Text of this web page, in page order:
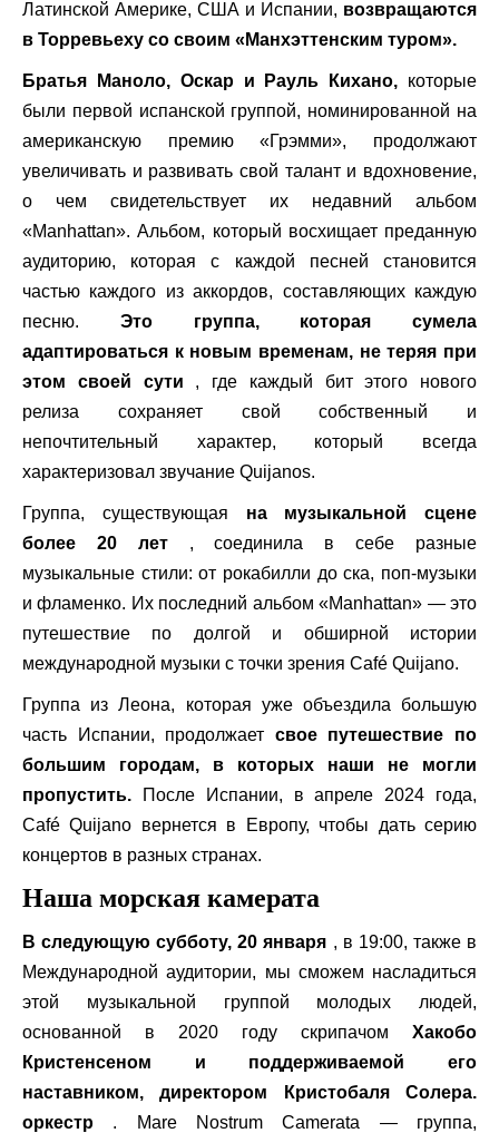
Латинской Америке, США и Испании, возвращаются
в Торревьеху со своим «Манхэттенским туром».
Братья Маноло, Оскар и Рауль Кихано, которые
были первой испанской группой, номинированной на
американскую премию «Грэмми», продолжают
увеличивать и развивать свой талант и вдохновение,
о чем свидетельствует их недавний альбом
«Manhattan». Альбом, который восхищает преданную
аудиторию, которая с каждой песней становится
частью каждого из аккордов, составляющих каждую
песню. Это группа, которая сумела
адаптироваться к новым временам, не теряя при
этом своей сути , где каждый бит этого нового
релиза сохраняет свой собственный и
непочтительный характер, который всегда
характеризовал звучание Quijanos.
Группа, существующая на музыкальной сцене
более 20 лет, соединила в себе разные
музыкальные стили: от рокабилли до ска, поп-музыки
и фламенко. Их последний альбом «Manhattan» — это
путешествие по долгой и обширной истории
международной музыки с точки зрения Café Quijano.
Группа из Леона, которая уже объездила большую
часть Испании, продолжает свое путешествие по
большим городам, в которых наши не могли
пропустить.
После Испании, в апреле 2024 года,
Café Quijano вернется в Европу, чтобы дать серию
концертов в разных странах.
Наша морская камерата
В следующую субботу, 20 января , в 19:00, также в
Международной аудитории, мы сможем насладиться
этой музыкальной группой молодых людей,
основанной в 2020 году скрипачом Хакобо
Кристенсеном и поддерживаемой его
наставником, директором Кристобаля Солера.
оркестр . Mare Nostrum Camerata — группа,